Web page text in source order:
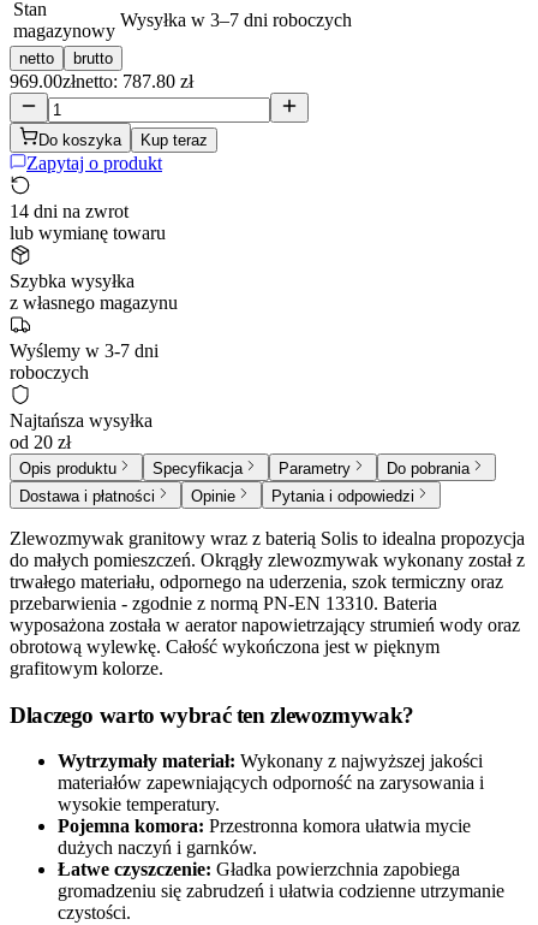
Stan
magazynowy
Wysyłka w 3–7 dni roboczych
netto brutto
969.00złnetto: 787.80 zł
Do koszyka Kup teraz
Zapytaj o produkt
14 dni na zwrot
lub wymianę towaru
Szybka wysyłka
z własnego magazynu
Wyślemy w 3-7 dni
roboczych
Najtańsza wysyłka
od 20 zł
Opis produktu Specyfikacja Parametry
Do pobrania
Dostawa i płatności
Opinie Pytania i odpowiedzi
Zlewozmywak granitowy wraz z baterią Solis to idealna propozycja
do małych pomieszczeń. Okrągły zlewozmywak wykonany został z
trwałego materiału, odpornego na uderzenia, szok termiczny oraz
przebarwienia - zgodnie z normą PN-EN 13310. Bateria
wyposażona została w aerator napowietrzający strumień wody oraz
obrotową wylewkę. Całość wykończona jest w pięknym
grafitowym kolorze.
Dlaczego warto wybrać ten zlewozmywak?
Wytrzymały materiał: Wykonany z najwyższej jakości
materiałów zapewniających odporność na zarysowania i
wysokie temperatury.
Pojemna komora: Przestronna komora ułatwia mycie
dużych naczyń i garnków.
Łatwe czyszczenie: Gładka powierzchnia zapobiega
gromadzeniu się zabrudzeń i ułatwia codzienne utrzymanie
czystości.